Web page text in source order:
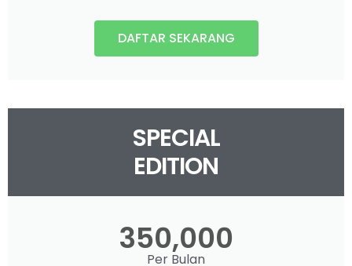
DAFTAR SEKARANG
SPECIAL
EDITION
350,000
Per Bulan